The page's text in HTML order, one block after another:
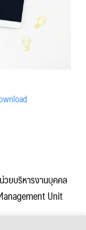
วยบริหารงานบุคคล
Unit